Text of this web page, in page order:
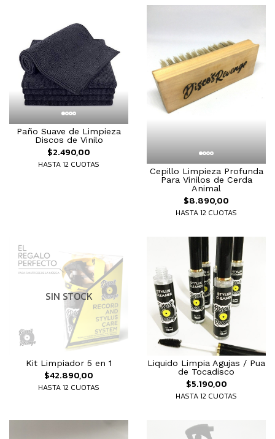
Paño Suave de Limpieza
Discos de Vinilo
$2.490,00
HASTA 12 CUOTAS
Cepillo Limpieza Profunda
Para Vinilos de Cerda
Animal
$8.890,00
HASTA 12 CUOTAS
SIN STOCK
Kit Limpiador 5 en 1
$42.890,00
HASTA 12 CUOTAS
Liquido Limpia Agujas / Pua
de Tocadisco
$5.190,00
HASTA 12 CUOTAS